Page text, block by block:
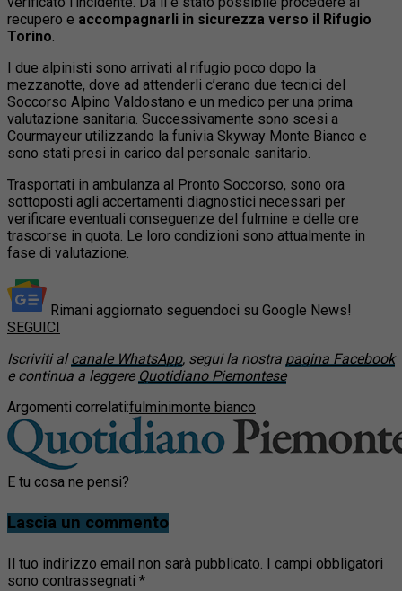
recupero e accompagnarli in sicurezza verso il Rifugio
Torino.
I due alpinisti sono arrivati al rifugio poco dopo la
mezzanotte, dove ad attenderli c’erano due tecnici del
Soccorso Alpino Valdostano e un medico per una prima
valutazione sanitaria. Successivamente sono scesi a
Courmayeur utilizzando la funivia Skyway Monte Bianco e
sono stati presi in carico dal personale sanitario.
Trasportati in ambulanza al Pronto Soccorso, sono ora
sottoposti agli accertamenti diagnostici necessari per
verificare eventuali conseguenze del fulmine e delle ore
trascorse in quota. Le loro condizioni sono attualmente in
fase di valutazione.
Rimani aggiornato seguendoci su Google News!
SEGUICI
Iscriviti alcanale WhatsApp, segui la nostra pagina Facebook
e continua a leggere Quotidiano Piemontese
Argomenti correlati:fulminimonte bianco
E tu cosa ne pensi?
Lascia un commento
Il tuo indirizzo email non sarà pubblicato.
I campi obbligatori
sono contrassegnati *